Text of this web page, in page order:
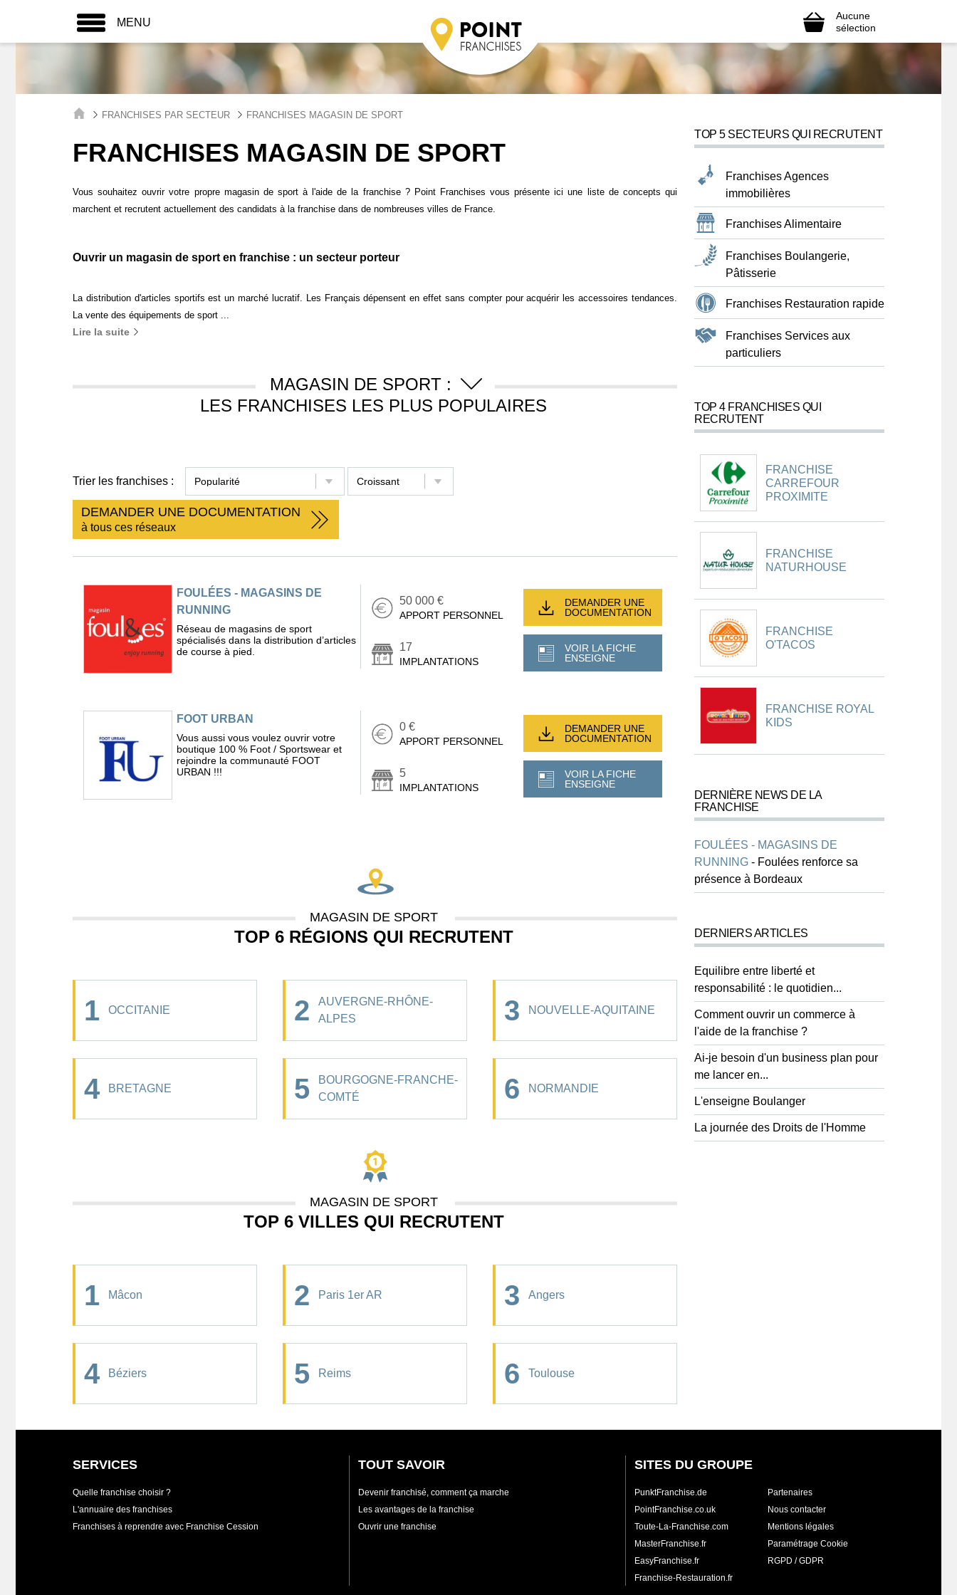
MENU
Aucune
sélection
FRANCHISES PAR SECTEUR FRANCHISES MAGASIN DE SPORT
FRANCHISES MAGASIN DE SPORT
Vous souhaitez ouvrir votre propre magasin de sport à l'aide de la franchise ? Point Franchises vous présente ici une liste de concepts qui
marchent et recrutent actuellement des candidats à la franchise dans de nombreuses villes de France.
Ouvrir un magasin de sport en franchise : un secteur porteur
La distribution d'articles sportifs est un marché lucratif. Les Français dépensent en effet sans compter pour acquérir les accessoires tendances.
La vente des équipements de sport ...
Lire la suite
MAGASIN DE SPORT :
LES FRANCHISES LES PLUS POPULAIRES
Trier les franchises :
DEMANDER UNE DOCUMENTATION
à tous ces réseaux
FOULÉES - MAGASINS DE
RUNNING
Réseau de magasins de sport
spécialisés dans la distribution d’articles
de course à pied.
50 000 €
APPORT PERSONNEL
17
IMPLANTATIONS
DEMANDER UNE
DOCUMENTATION
VOIR LA FICHE
ENSEIGNE
FOOT URBAN
Vous aussi vous voulez ouvrir votre
boutique 100 % Foot / Sportswear et
rejoindre la communauté FOOT
URBAN !!!
0 €
APPORT PERSONNEL
5
IMPLANTATIONS
DEMANDER UNE
DOCUMENTATION
VOIR LA FICHE
ENSEIGNE
MAGASIN DE SPORT
TOP 6 RÉGIONS QUI RECRUTENT
1 OCCITANIE 2
AUVERGNE-RHÔNE-
ALPES
3 NOUVELLE-AQUITAINE
4 BRETAGNE 5
BOURGOGNE-FRANCHE-
COMTÉ
6 NORMANDIE
MAGASIN DE SPORT
TOP 6 VILLES QUI RECRUTENT
1 Mâcon 2 Paris 1er AR 3 Angers
4 Béziers 5 Reims 6 Toulouse
TOP 5 SECTEURS QUI RECRUTENT
Franchises Agences
immobilières
Franchises Alimentaire
Franchises Boulangerie,
Pâtisserie
Franchises Restauration rapide
Franchises Services aux
particuliers
TOP 4 FRANCHISES QUI
RECRUTENT
FRANCHISE
CARREFOUR
PROXIMITE
FRANCHISE
NATURHOUSE
FRANCHISE
O'TACOS
FRANCHISE ROYAL
KIDS
DERNIÈRE NEWS DE LA
FRANCHISE
FOULÉES - MAGASINS DE
RUNNING - Foulées renforce sa
présence à Bordeaux
DERNIERS ARTICLES
Equilibre entre liberté et
responsabilité : le quotidien...
Comment ouvrir un commerce à
l'aide de la franchise ?
Ai-je besoin d'un business plan pour
me lancer en...
L'enseigne Boulanger
La journée des Droits de l'Homme
SERVICES
Quelle franchise choisir ?
L'annuaire des franchises
Franchises à reprendre avec Franchise Cession
TOUT SAVOIR
Devenir franchisé, comment ça marche
Les avantages de la franchise
Ouvrir une franchise
SITES DU GROUPE
PunktFranchise.de
PointFranchise.co.uk
Toute-La-Franchise.com
MasterFranchise.fr
EasyFranchise.fr
Franchise-Restauration.fr
Partenaires
Nous contacter
Mentions légales
Paramétrage Cookie
RGPD / GDPR